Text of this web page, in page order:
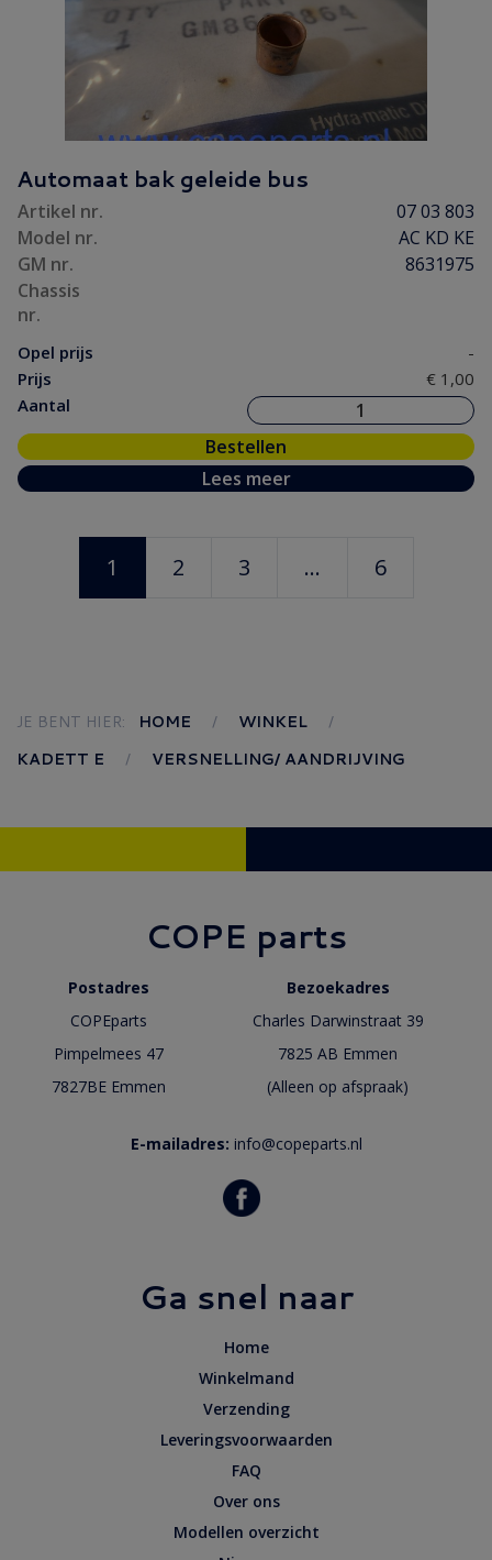
Automaat bak geleide bus
Artikel nr.
07 03 803
Model nr.
AC KD KE
GM nr.
8631975
Chassis
nr.
Opel prijs
-
Prijs
€ 1,00
Aantal
Bestellen
Lees meer
1 2 3 ... 6
JE BENT HIER: HOME
WINKEL
KADETT E
VERSNELLING/ AANDRIJVING
COPE parts
Postadres
Bezoekadres
COPEparts
Charles Darwinstraat 39
Pimpelmees 47
7825 AB Emmen
7827BE Emmen
(Alleen op afspraak)
E-mailadres: info@copeparts.nl
Ga snel naar
Home
Winkelmand
Verzending
Leveringsvoorwaarden
FAQ
Over ons
Modellen overzicht